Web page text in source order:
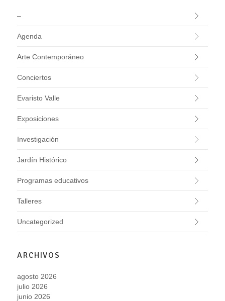
–
Agenda
Arte Contemporáneo
Conciertos
Evaristo Valle
Exposiciones
Investigación
Jardín Histórico
Programas educativos
Talleres
Uncategorized
ARCHIVOS
agosto 2026
julio 2026
junio 2026